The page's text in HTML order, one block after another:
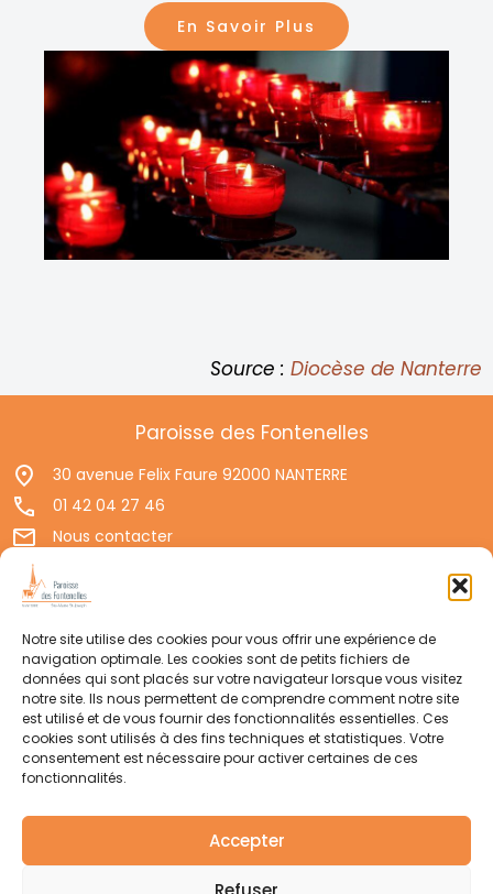
Notre site utilise des cookies pour vous offrir une expérience de
navigation optimale. Les cookies sont de petits fichiers de
données qui sont placés sur votre navigateur lorsque vous visitez
notre site. Ils nous permettent de comprendre comment notre site
est utilisé et de vous fournir des fonctionnalités essentielles. Ces
cookies sont utilisés à des fins techniques et statistiques. Votre
consentement est nécessaire pour activer certaines de ces
fonctionnalités.
Accepter
En Savoir Plus
Source : Diocèse de Nanterre
Paroisse des Fontenelles
30 avenue Felix Faure 92000 NANTERRE
01 42 04 27 46
Nous contacter
Politique de confidentialité
Suivre votre paroisse
WhatsApp
Newsletter